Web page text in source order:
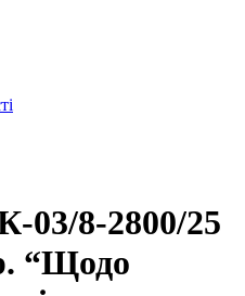
03/8-2800/25
“Щодо